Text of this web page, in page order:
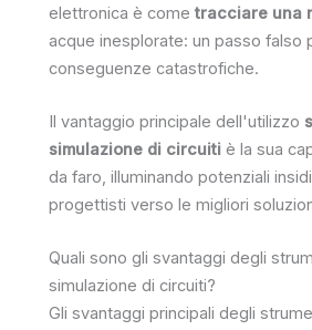
elettronica è come tracciare una
acque inesplorate: un passo falso
conseguenze catastrofiche.
Il vantaggio principale dell'utilizzo
simulazione di circuiti è la sua
da faro, illuminando potenziali
progettisti verso le migliori
Quali sono gli svantaggi degli
simulazione di circuiti?
Gli svantaggi principali degli